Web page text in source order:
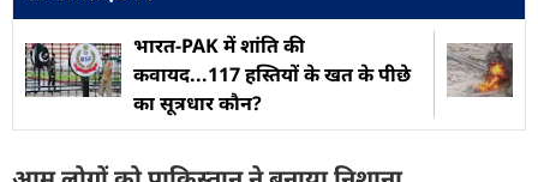
भारत-PAK में शांति की
कवायद...117 हस्तियों के खत के पीछे
का सूत्रधार कौन?